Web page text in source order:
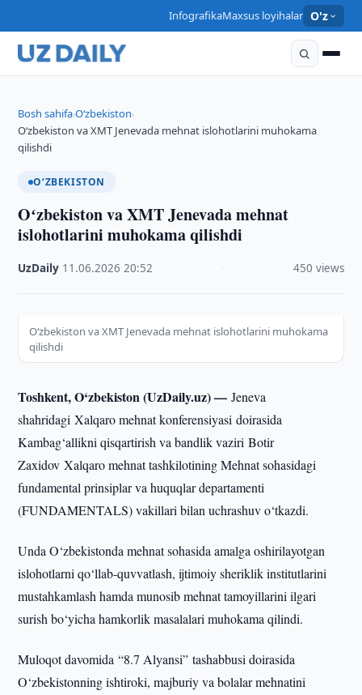
InfografikaMaxsus loyihalar O'z
Bosh sahifa›O‘zbekiston›
Oʻzbekiston va XMT Jenevada mehnat islohotlarini muhokama
qilishdi
O‘ZBEKISTON
Oʻzbekiston va XMT Jenevada mehnat
islohotlarini muhokama qilishdi
UzDaily 11.06.2026 ·20:52 450 views
Oʻzbekiston va XMT Jenevada mehnat islohotlarini muhokama
qilishdi
Toshkent, O‘zbekiston (UzDaily.uz) —Jeneva
shahridagi Xalqaro mehnat konferensiyasi doirasida
Kambag‘allikni qisqartirish va bandlik vaziri Botir
Zaxidov Xalqaro mehnat tashkilotining Mehnat sohasidagi
fundamental prinsiplar va huquqlar departamenti
(FUNDAMENTALS) vakillari bilan uchrashuv o‘tkazdi.
Unda O‘zbekistonda mehnat sohasida amalga oshirilayotgan
islohotlarni qo‘llab-quvvatlash, ijtimoiy sheriklik institutlarini
mustahkamlash hamda munosib mehnat tamoyillarini ilgari
surish bo‘yicha hamkorlik masalalari muhokama qilindi.
Muloqot davomida “8.7 Alyansi” tashabbusi doirasida
O‘zbekistonning ishtiroki, majburiy va bolalar mehnatini